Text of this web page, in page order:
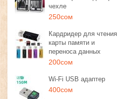
чехле
250сом
Кардридер для чтения
карты памяти и
переноса данных
200сом
Wi-Fi USB адаптер
400сом